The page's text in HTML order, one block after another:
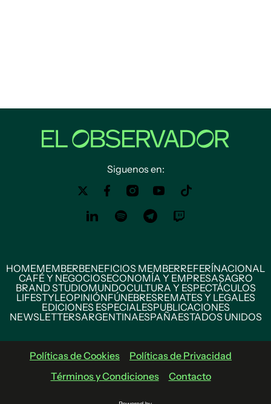
Siguenos en:
HOMEMEMBERBENEFICIOS MEMBERREFERÍNACIONAL
CAFÉ Y NEGOCIOSECONOMÍA Y EMPRESASAGRO
BRAND STUDIOMUNDOCULTURA Y ESPECTÁCULOS
LIFESTYLEOPINIÓNFÚNEBRESREMATES Y LEGALES
EDICIONES ESPECIALESPUBLICACIONES
NEWSLETTERSARGENTINAESPAÑAESTADOS UNIDOS
Políticas de Cookies
Políticas de Privacidad
Términos y Condiciones
Contacto